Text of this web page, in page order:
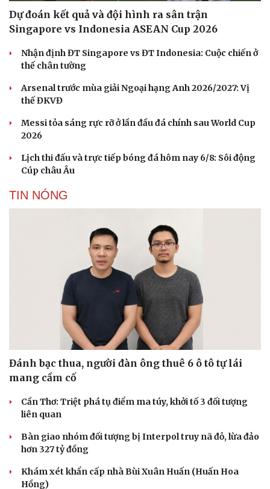
Câu chuyện thời sự
Đọc truyện đêm khuya
Cửa sổ tình yêu
Kể chuyện cho bé
Hạt giống tâm hồn
Dự đoán kết quả và đội hình ra sân trận
Singapore vs Indonesia ASEAN Cup 2026
Nhận định ĐT Singapore vs ĐT Indonesia: Cuộc chiến ở
thế chân tường
Arsenal trước mùa giải Ngoại hạng Anh 2026/2027: Vị
thế ĐKVĐ
Messi tỏa sáng rực rỡ ở lần đầu đá chính sau World Cup
2026
Lịch thi đấu và trực tiếp bóng đá hôm nay 6/8: Sôi động
Cúp châu Âu
TIN NÓNG
Đánh bạc thua, người đàn ông thuê 6 ô tô tự lái
mang cầm cố
Cần Thơ: Triệt phá tụ điểm ma túy, khởi tố 3 đối tượng
liên quan
Bàn giao nhóm đối tượng bị Interpol truy nã đỏ, lừa đảo
hơn 327 tỷ đồng
Khám xét khẩn cấp nhà Bùi Xuân Huấn (Huấn Hoa
Hồng)